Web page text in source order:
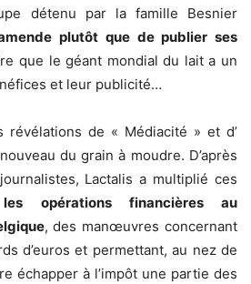
détenu par la famille Besnier
plutôt que de publier ses
que le géant mondial du lait a un
et leur publicité…
révélations de « Médiacité » et d’
du grain à moudre. D’après
Lactalis a multiplié ces
les opérations financières au
, des manœuvres concernant
d’euros et permettant, au nez de
échapper à l’impôt une partie des